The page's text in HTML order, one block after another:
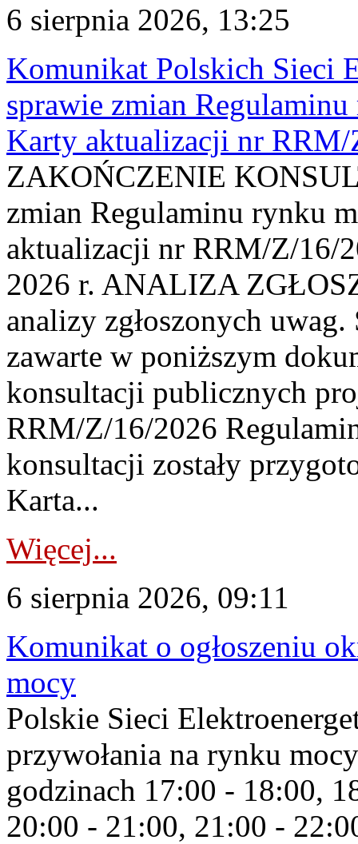
6 sierpnia 2026, 13:25
Komunikat Polskich Sieci
sprawie zmian
Karty aktualizacji nr
ZAKOŃCZENIE
zmian Regulaminu rynku
aktualizacji nr RRM/Z/16/
2026 r. ANALIZA
analizy zgłoszonych
zawarte w poniższym
konsultacji publicznych
RRM/Z/16/2026
konsultacji zostały
Karta...
Więcej...
6 sierpnia 2026, 09:11
Komunikat o ogłoszeniu
mocy
Polskie Sieci
przywołania na rynku
godzinach 17:00 - 18:00,
20:00 - 21:00, 21:00 -